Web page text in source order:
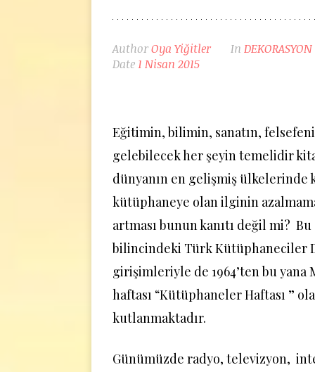
AuthorOya Yiğitler In DEKORASYON
Date1 Nisan 2015
Eğitimin, bilimin, sanatın,
gelebilecek her şeyin temelidir
dünyanın en gelişmiş ülkelerinde
kütüphaneye olan ilginin
artması bunun kanıtı değil mi?
bilincindeki Türk Kütüphaneciler
girişimleriyle de 1964’ten bu yana
haftası “Kütüphaneler Haftası ”
kutlanmaktadır.
Günümüzde radyo, televizyon,